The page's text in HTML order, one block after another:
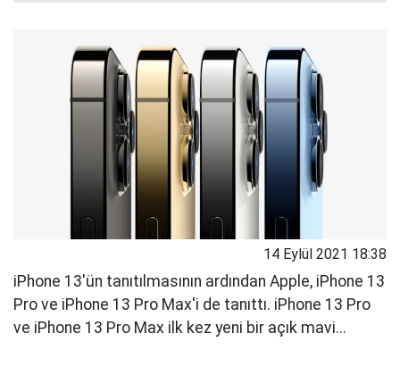
14 Eylül 2021 18:38
iPhone 13'ün tanıtılmasının ardından Apple, iPhone 13
Pro ve iPhone 13 Pro Max'i de tanıttı. iPhone 13 Pro
ve iPhone 13 Pro Max ilk kez yeni bir açık mavi...